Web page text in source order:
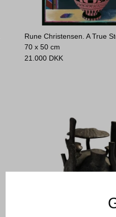
Rune Christensen. A True
70 x 50 cm
21.000 DKK